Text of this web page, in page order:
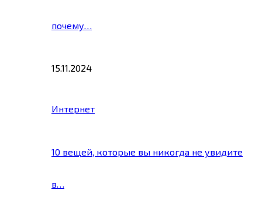
почему…
15.11.2024
Интернет
10 вещей, которые вы никогда не увидите
в…